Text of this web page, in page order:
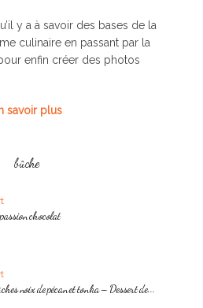
y a à savoir des bases de la
culinaire en passant par la
enfin créer des photos
savoir plus
bûche
chocolat
noix de pécan et tonka – Dessert de...